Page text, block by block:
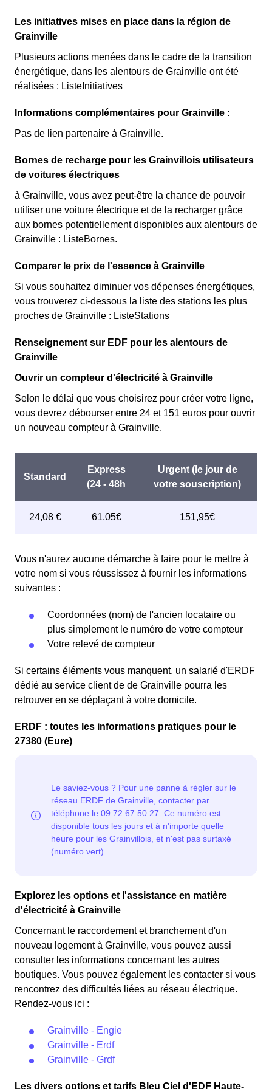
Les initiatives mises en place dans la région de
Grainville
Plusieurs actions menées dans le cadre de la transition
énergétique, dans les alentours de Grainville ont été
réalisées : ListeInitiatives
Informations complémentaires pour Grainville :
Pas de lien partenaire à Grainville.
Bornes de recharge pour les Grainvillois utilisateurs
de voitures électriques
à Grainville, vous avez peut-être la chance de pouvoir
utiliser une voiture électrique et de la recharger grâce
aux bornes potentiellement disponibles aux alentours de
Grainville : ListeBornes.
Comparer le prix de l'essence à Grainville
Si vous souhaitez diminuer vos dépenses énergétiques,
vous trouverez ci-dessous la liste des stations les plus
proches de Grainville : ListeStations
Renseignement sur EDF pour les alentours de
Grainville
Ouvrir un compteur d'électricité à Grainville
Selon le délai que vous choisirez pour créer votre ligne,
vous devrez débourser entre 24 et 151 euros pour ouvrir
un nouveau compteur à Grainville.
Vous n'aurez aucune démarche à faire pour le mettre à
votre nom si vous réussissez à fournir les informations
suivantes :
Coordonnées (nom) de l'ancien locataire ou
plus simplement le numéro de votre compteur
Votre relevé de compteur
Si certains éléments vous manquent, un salarié d'ERDF
dédié au service client de de Grainville pourra les
retrouver en se déplaçant à votre domicile.
ERDF : toutes les informations pratiques pour le
27380 (Eure)
Explorez les options et l'assistance en matière
d'électricité à Grainville
Concernant le raccordement et branchement d'un
nouveau logement à Grainville, vous pouvez aussi
consulter les informations concernant les autres
boutiques. Vous pouvez également les contacter si vous
rencontrez des difficultés liées au réseau électrique.
Rendez-vous ici :
Grainville - Engie
Grainville - Erdf
Grainville - Grdf
Les divers options et tarifs Bleu Ciel d'EDF Haute-